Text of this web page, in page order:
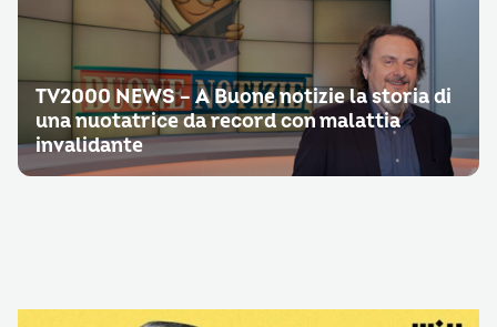
TV2000 NEWS – A Buone notizie la storia di
una nuotatrice da record con malattia
invalidante